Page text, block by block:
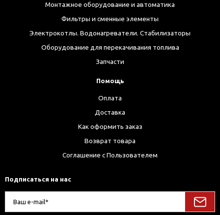
Монтажное оборудование и автоматика
Фильтры и сменные элементы
Электрокотлы. Водонагреватели. Стабилизаторы
Оборудование для перекачивания топлива
Запчасти
Помощь
Оплата
Доставка
Как оформить заказ
Возврат товара
Соглашение с Пользователем
Подписаться на нас